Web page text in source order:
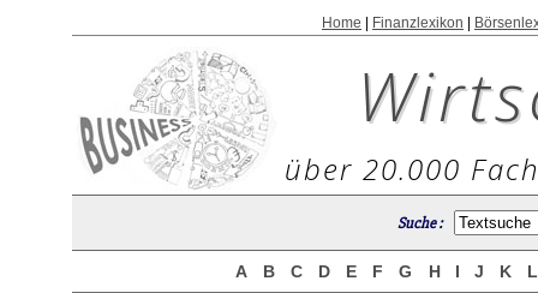
Home Finanzlexikon
über 20.000
Suche :
A B C D E F G H I J K